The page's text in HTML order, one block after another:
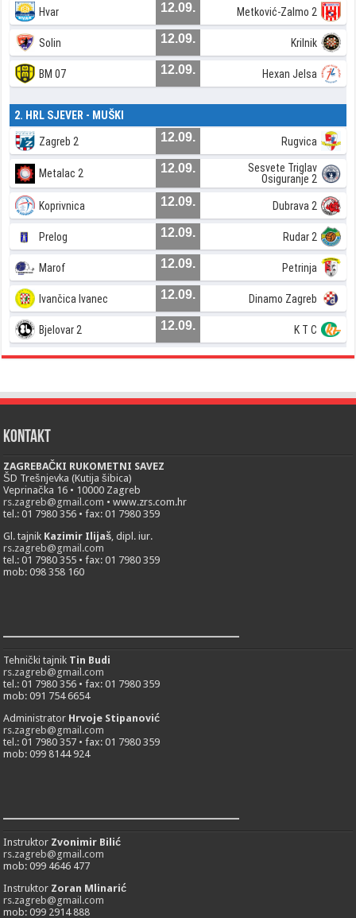
Hvar 12.09. Metković-Zalmo 2
Solin 12.09. Krilnik
BM 07 12.09. Hexan Jelsa
2. HRL SJEVER - MUŠKI
Zagreb 2 12.09. Rugvica
Metalac 2 12.09.
Sesvete Triglav
Osiguranje 2
Koprivnica 12.09. Dubrava 2
Prelog 12.09. Rudar 2
Marof 12.09. Petrinja
Ivančica Ivanec 12.09. Dinamo Zagreb
Bjelovar 2 12.09. K T C
Kontakt
ZAGREBAČKI RUKOMETNI SAVEZ
ŠD Trešnjevka (Kutija šibica)
Veprinačka 16 • 10000 Zagreb
rs.zagreb@gmail.com • www.zrs.com.hr
tel.: 01 7980 356 • fax: 01 7980 359
Gl. tajnik Kazimir Ilijaš, dipl. iur.
rs.zagreb@gmail.com
tel.: 01 7980 355 • fax: 01 7980 359
mob: 098 358 160
___________________________
Tehnički tajnik Tin Budi
rs.zagreb@gmail.com
tel.: 01 7980 356 • fax: 01 7980 359
mob: 091 754 6654
Administrator Hrvoje Stipanović
rs.zagreb@gmail.com
tel.: 01 7980 357 • fax: 01 7980 359
mob: 099 8144 924
___________________________
Instruktor Zvonimir Bilić
rs.zagreb@gmail.com
mob: 099 4646 477
Instruktor Zoran Mlinarić
rs.zagreb@gmail.com
mob: 099 2914 888